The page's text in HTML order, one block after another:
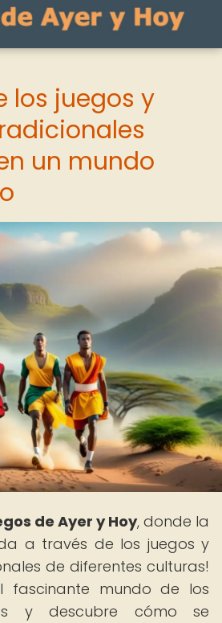
los juegos y
un mundo
de Ayer y Hoy, donde la
a través de los juegos y
de diferentes culturas!
fascinante mundo de los
y descubre cómo se